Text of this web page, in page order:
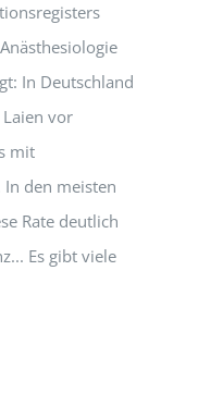
In Deutschland
vor
mit
den meisten
Rate deutlich
Es gibt viele